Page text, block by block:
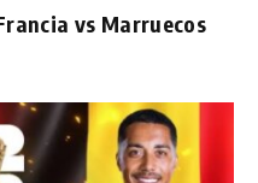
vs Marruecos